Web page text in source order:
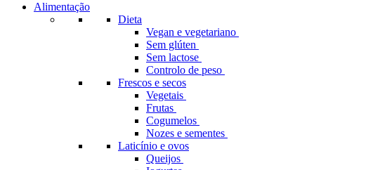
Alimentação
Dieta
Vegan e vegetariano
Sem glúten
Sem lactose
Controlo de peso
Frescos e secos
Vegetais
Frutas
Cogumelos
Nozes e sementes
Laticínio e ovos
Queijos